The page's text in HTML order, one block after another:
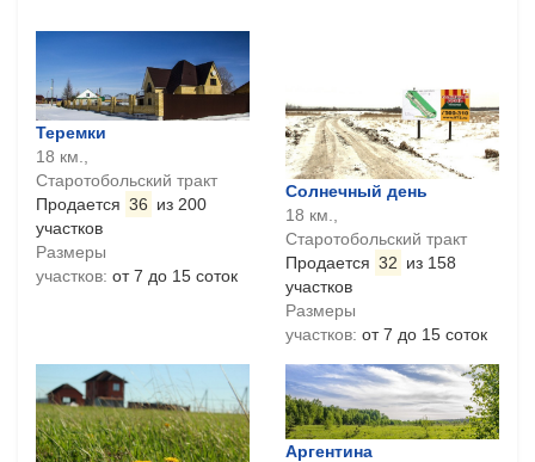
Теремки
18 км.,
Старотобольский тракт
Продается 36 из 200
участков
Размеры
участков: от 7 до 15 соток
Солнечный день
18 км.,
Старотобольский тракт
Продается 32 из 158
участков
Размеры
участков: от 7 до 15 соток
Аргентина